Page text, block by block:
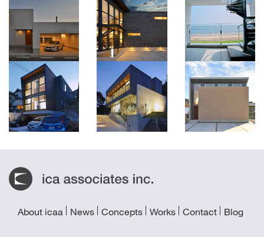
Goioi
愛知県半田市
岩作の家
愛知県長久手市
KAIKI
三重県津市
桑名西方の家
三重県桑名市
有松の家
名古屋市緑区
きらきらのおうち。
愛知県春日井市
About icaa News Concepts Works Contact Blog